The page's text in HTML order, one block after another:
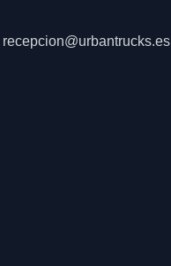
recepcion@urbantrucks.es